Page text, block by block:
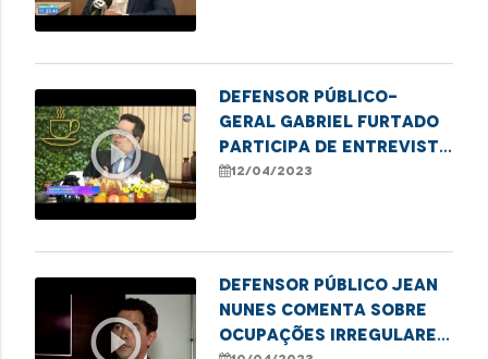
play_circle_outline
Defensor público-
geral Gabriel Furtado
participa de entrevista
no programa Café com
12/04/2023
play_circle_outline
Defensor público Jean
Nunes comenta sobre
ocupações irregulares